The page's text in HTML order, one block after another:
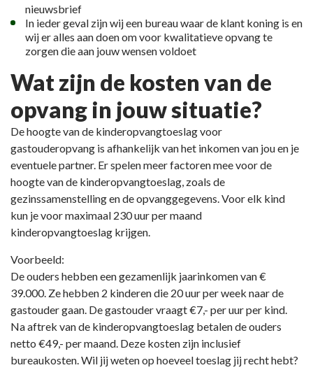
nieuwsbrief
In ieder geval zijn wij een bureau waar de klant koning is en
wij er alles aan doen om voor kwalitatieve opvang te
zorgen die aan jouw wensen voldoet
Wat zijn de kosten van de
opvang in jouw situatie?
De hoogte van de kinderopvangtoeslag voor
gastouderopvang is afhankelijk van het inkomen van jou en je
eventuele partner. Er spelen meer factoren mee voor de
hoogte van de kinderopvangtoeslag, zoals de
gezinssamenstelling en de opvanggegevens. Voor elk kind
kun je voor maximaal 230 uur per maand
kinderopvangtoeslag krijgen.
Voorbeeld:
De ouders hebben een gezamenlijk jaarinkomen van €
39.000. Ze hebben 2 kinderen die 20 uur per week naar de
gastouder gaan. De gastouder vraagt €7,- per uur per kind.
Na aftrek van de kinderopvangtoeslag betalen de ouders
netto €49,- per maand. Deze kosten zijn inclusief
bureaukosten. Wil jij weten op hoeveel toeslag jij recht hebt?